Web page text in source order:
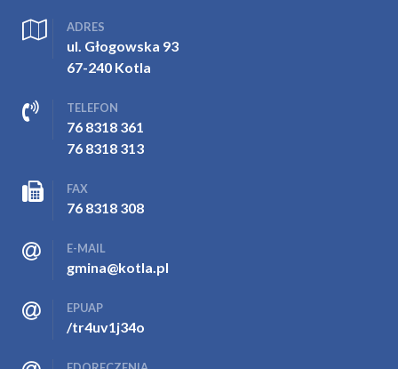
ADRES
ul. Głogowska 93
67-240 Kotla
TELEFON
76 8318 361
76 8318 313
FAX
76 8318 308
E-MAIL
gmina@kotla.pl
EPUAP
/tr4uv1j34o